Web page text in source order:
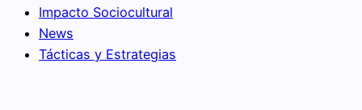
Impacto Sociocultural
News
Tácticas y Estrategias